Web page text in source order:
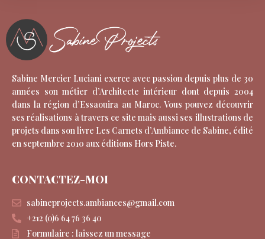
Sabine Mercier Luciani exerce avec passion depuis plus de 30
années son métier d’Architecte intérieur dont depuis 2004
dans la région d’Essaouira au Maroc. Vous pouvez découvrir
ses réalisations à travers ce site mais aussi ses illustrations de
projets dans son livre Les Carnets d’Ambiance de Sabine, édité
en septembre 2010 aux éditions Hors Piste.
CONTACTEZ-MOI
sabineprojects.ambiances@gmail.com
+212 (0)6 64 76 36 40
Formulaire : laissez un message